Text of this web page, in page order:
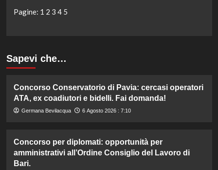
Pagine: 1 2 3 4 5
Sapevi che…
Concorso Conservatorio di Pavia: cercasi operatori
ATA, ex coadiutori e bidelli. Fai domanda!
Germana Bevilacqua 6 Agosto 2026 : 7:10
Concorso per diplomati: opportunità per
amministrativi all’Ordine Consiglio del Lavoro di
Bari.